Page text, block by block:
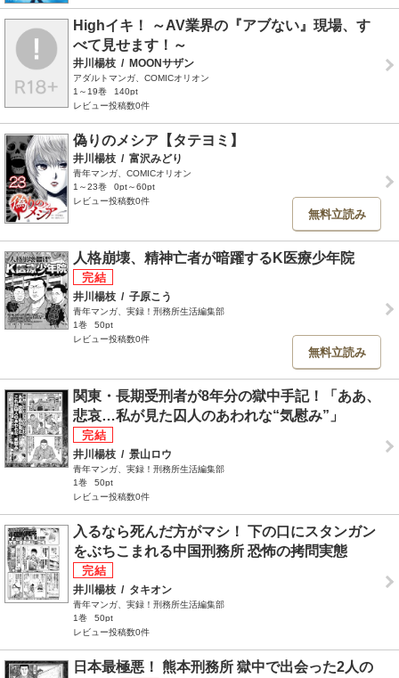
Highイキ！ ～AV業界の『アブない』現場、す
べて見せます！～
井川楊枝 / MOONサザン
アダルトマンガ、COMICオリオン
1～19巻
140pt
レビュー投稿数0件
偽りのメシア【タテヨミ】
井川楊枝 / 富沢みどり
青年マンガ、COMICオリオン
1～23巻
0pt～60pt
レビュー投稿数0件
無料立読み
人格崩壊、精神亡者が暗躍するK医療少年院
井川楊枝 / 子原こう
青年マンガ、実録！刑務所生活編集部
1巻
50pt
レビュー投稿数0件
無料立読み
関東・長期受刑者が8年分の獄中手記！「ああ、
悲哀…私が見た囚人のあわれな“気慰み”」
井川楊枝 / 景山ロウ
青年マンガ、実録！刑務所生活編集部
1巻
50pt
レビュー投稿数0件
入るなら死んだ方がマシ！ 下の口にスタンガン
をぶちこまれる中国刑務所 恐怖の拷問実態
井川楊枝 / タキオン
青年マンガ、実録！刑務所生活編集部
1巻
50pt
レビュー投稿数0件
日本最極悪！ 熊本刑務所 獄中で出会った2人の